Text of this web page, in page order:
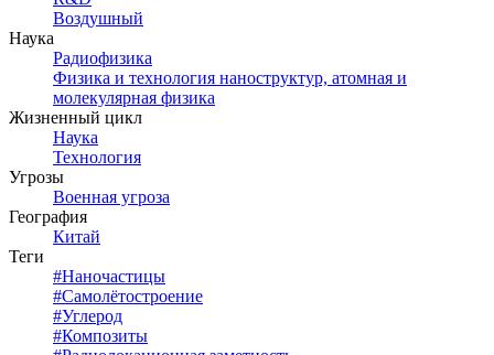
Воздушный
Наука
Радиофизика
Физика и технология наноструктур, атомная и
молекулярная физика
Жизненный цикл
Наука
Технология
Угрозы
Военная угроза
География
Китай
Теги
#Наночастицы
#Самолётостроение
#Углерод
#Композиты